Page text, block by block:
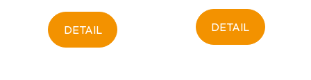
DETAIL DETAIL